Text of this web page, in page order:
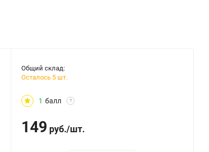
Общий склад:
Осталось 5 шт.
1 балл ?
149 руб./шт.